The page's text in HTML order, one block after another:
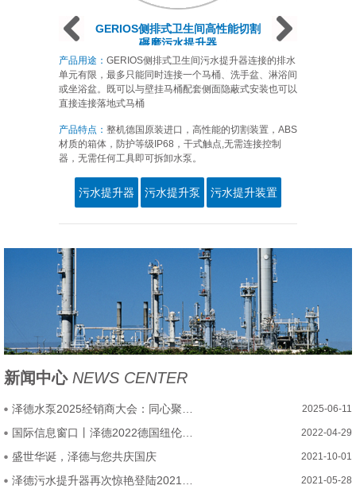
GERIOS侧排式卫生间高性能切割
碾磨污水提升器
产品用途： GERIOS侧排式卫生间污水提升器连接的排水
单元有限，最多只能同时连接一个马桶、洗手盆、淋浴间
或坐浴盆。既可以与壁挂马桶配套侧面隐蔽式安装也可以
直接连接落地式马桶
产品特点： 整机德国原装进口，高性能的切割装置，ABS
材质的箱体，防护等级IP68，干式触点,无需连接控制
器，无需任何工具即可拆卸水泵。
Prev Next
Next
污水提升器 污水提升泵 污水提升装置
新闻中心 NEWS CENTER
泽德水泵2025经销商大会：同心聚力，乘势腾飞启新程 2025-06-11
国际信息窗口丨泽德2022德国纽伦堡厨卫展圆满结束 2022-04-29
盛世华诞，泽德与您共庆国庆 2021-10-01
泽德污水提升器再次惊艳登陆2021中国厨卫展 2021-05-28